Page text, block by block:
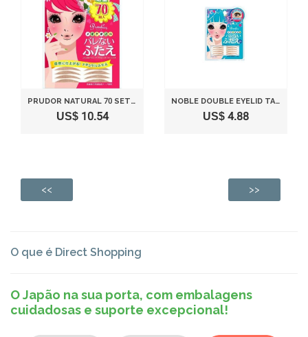
PRUDOR NATURAL 70 SETS / DOUBLE EYELID TAPE
US$ 10.54
NOBLE DOUBLE EYELID TAPE - 30 TAPES
US$ 4.88
<< >>
O que é Direct Shopping
O Japão na sua porta, com embalagens
cuidadosas e suporte excepcional!